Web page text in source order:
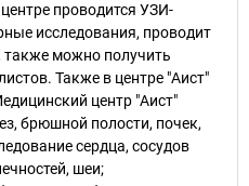
проводится УЗИ-
исследования, проводит
также можно получить
Также в центре "Аист"
центр "Аист"
брюшной полости, почек,
сердца, сосудов
шеи;